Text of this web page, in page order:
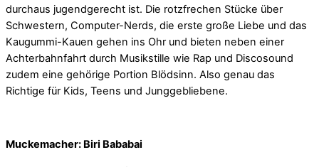
durchaus jugendgerecht ist. Die rotzfrechen Stücke über
Schwestern, Computer-Nerds, die erste große Liebe und das
Kaugummi-Kauen gehen ins Ohr und bieten neben einer
Achterbahnfahrt durch Musikstille wie Rap und Discosound
zudem eine gehörige Portion Blödsinn. Also genau das
Richtige für Kids, Teens und Junggebliebene.
Muckemacher: Biri Bababai